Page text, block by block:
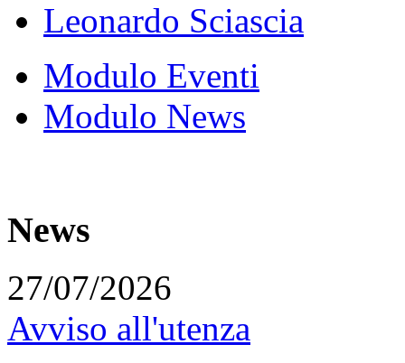
Leonardo Sciascia
Modulo Eventi
Modulo News
News
27/07/2026
Avviso all'utenza